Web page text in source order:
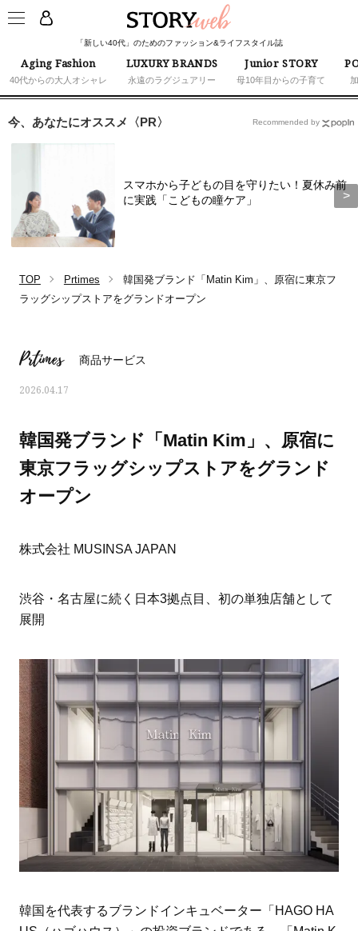
「新しい40代」のためのファッション&ライフスタイル誌
Aging Fashion
40代からの大人オシャレ
LUXURY BRANDS
永遠のラグジュアリー
Junior STORY
母10年目からの子育て
今、あなたにオススメ〈PR〉
スマホから子どもの目を守りたい！夏休み前
に実践「こどもの瞳ケア」
Recommended by
TOP Prtimes
韓国発ブランド「Matin Kim」、原宿に東京フ
ラッグシップストアをグランドオープン
Prtimes 商品サービス
2026.04.17
韓国発ブランド「Matin Kim」、原宿に
東京フラッグシップストアをグランド
オープン
株式会社 MUSINSA JAPAN
渋谷・名古屋に続く日本3拠点目、初の単独店舗として
展開
韓国を代表するブランドインキュベーター「HAGO HA